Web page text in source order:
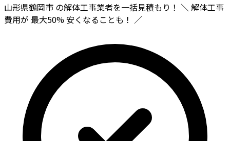
山形県鶴岡市 の解体工事業者を一括見積もり！ ＼ 解体工事
費用が 最大50%安くなることも！ ／